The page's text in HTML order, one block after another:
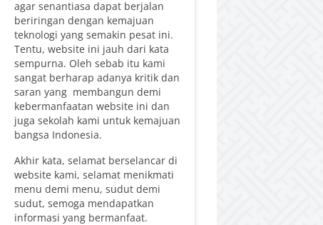
agar senantiasa dapat berjalan
beriringan dengan kemajuan
teknologi yang semakin pesat ini.
Tentu, website ini jauh dari kata
sempurna. Oleh sebab itu kami
sangat berharap adanya kritik dan
saran yang membangun demi
kebermanfaatan website ini dan
juga sekolah kami untuk kemajuan
bangsa Indonesia.
Akhir kata, selamat berselancar di
website kami, selamat menikmati
menu demi menu, sudut demi
sudut, semoga mendapatkan
informasi yang bermanfaat.